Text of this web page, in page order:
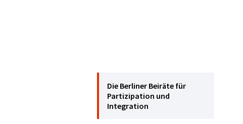
Die Berliner Beiräte für
Partizipation und
Integration